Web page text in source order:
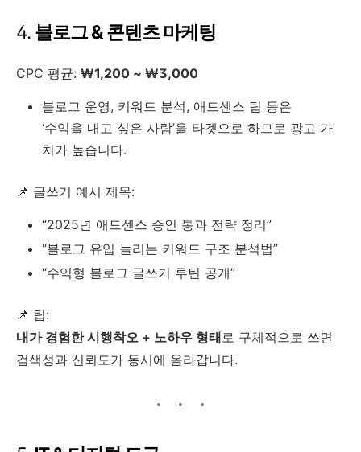
4. 블로그 & 콘텐츠 마케팅
CPC 평균: ₩1,200 ~ ₩3,000
블로그 운영, 키워드 분석, 애드센스 팁 등은
‘수익을 내고 싶은 사람’을 타겟으로 하므로 광고 가
치가 높습니다.
📌 글쓰기 예시 제목:
“2025년 애드센스 승인 통과 전략 정리”
“블로그 유입 늘리는 키워드 구조 분석법”
“수익형 블로그 글쓰기 루틴 공개”
📌 팁:
내가 경험한 시행착오 + 노하우 형태 로 구체적으로 쓰면
검색성과 신뢰도가 동시에 올라갑니다.